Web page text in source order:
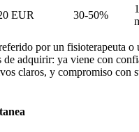
EUR 30-50%
por un fisioterapeuta o
de adquirir: ya viene con
claros, y compromiso con